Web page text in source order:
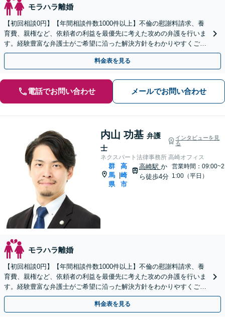
モラハラ離婚
【初回相談0円】【年間相談件数1000件以上】不倫の慰謝料請求、養
育費、親権など、依頼者の利益を最優先に考えた攻めの弁護を行いま
す。経験豊富な弁護士がご希望に沿った解決方針をわかりやすくご提
案します。お気軽にお問合せ下さい。
料金表を見る
電話でお問い合わせ メールでお問い合わせ
内山 功基 弁護
士
インタビューを見
る
ネクスパート法律事務所 高崎オフィス
群
馬
県
高
崎
市
高崎駅 か
ら徒歩4分
営業時間：09:00~2
1:00（平日）
モラハラ離婚
【初回相談0円】【年間相談件数1000件以上】不倫の慰謝料請求、養
育費、親権など、依頼者の利益を最優先に考えた攻めの弁護を行いま
す。経験豊富な弁護士がご希望に沿った解決方針をわかりやすくご提
案します。お気軽にお問合せ下さい。
料金表を見る